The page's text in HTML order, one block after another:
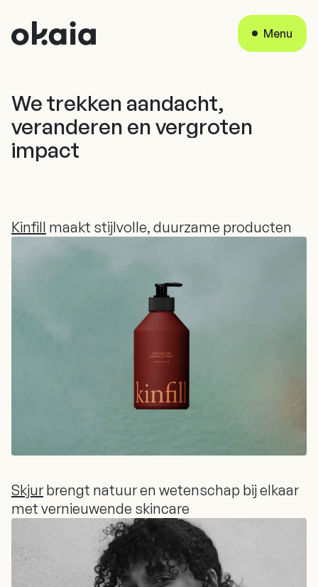
Menu
We trekken aandacht,
veranderen en vergroten
impact
Kinfill maakt stijlvolle, duurzame producten
Skjur brengt natuur en wetenschap bij elkaar
met vernieuwende skincare
brengt natuur en wetenschap bij elkaar
met vernieuwende skincare